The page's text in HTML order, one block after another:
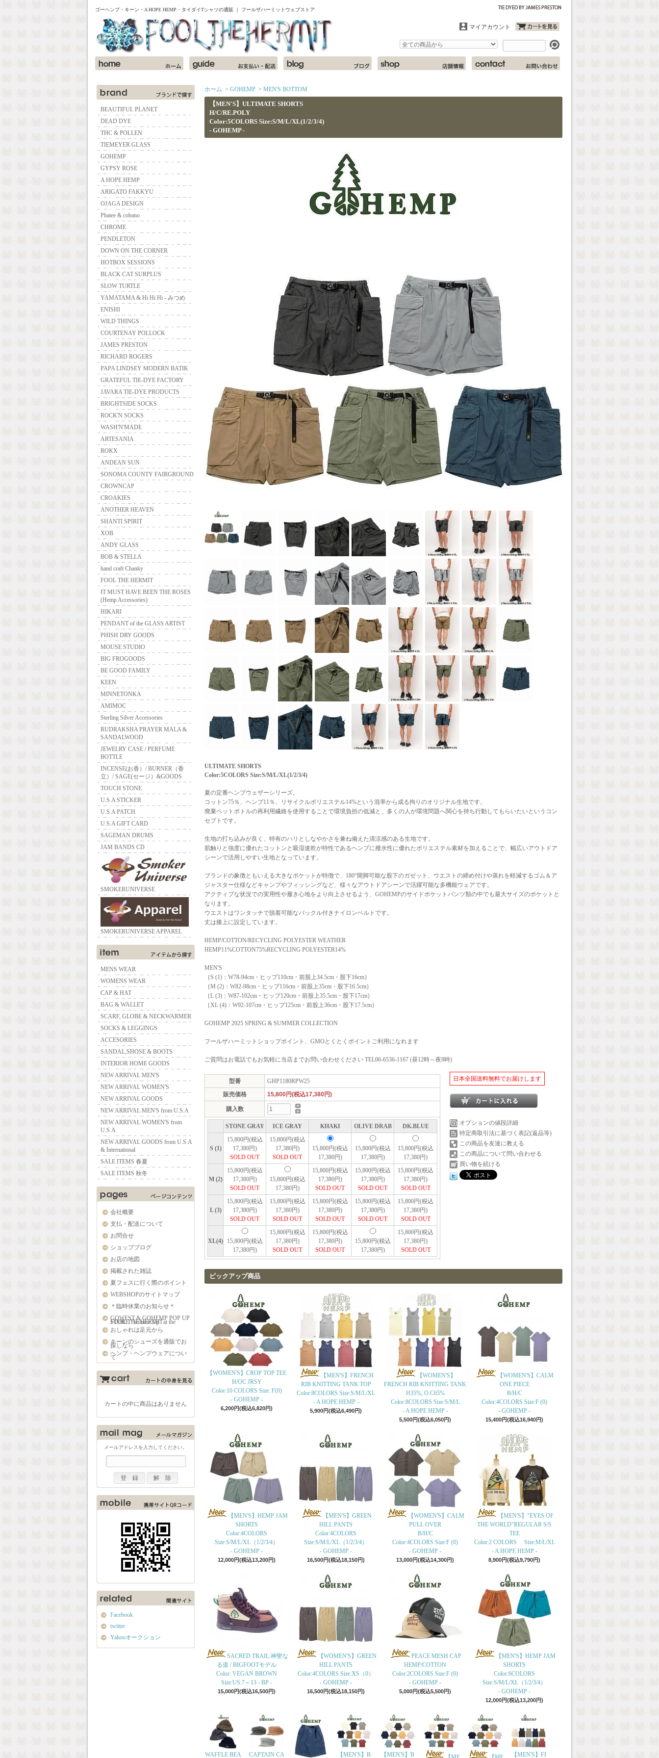
ゴーヘンプ・キーン・A HOPE HEMP・タイダイTシャツの通販 ｜ フールザハーミットウェブストア
マイアカウント
BEAUTIFUL PLANET
DEAD DYE
THC & POLLEN
TIEMEYER GLASS
GOHEMP
GYPSY ROSE
A HOPE HEMP
ARIGATO FAKKYU
OJAGA DESIGN
Phatee & cobano
CHROME
PENDLETON
DOWN ON THE CORNER
HOTBOX SESSIONS
BLACK CAT SURPLUS
SLOW TURTLE
YAMATAMA & Hi Hi Hi - みつめ
ENISHI
WILD THINGS
COURTENAY POLLOCK
JAMES PRESTON
RICHARD ROGERS
PAPA LINDSEY MODERN BATIK
GRATEFUL TIE-DYE FACTORY
JAVARA TIE-DYE PRODUCTS
BRIGHTSIDE SOCKS
ROCK'N SOCKS
WASH'N'MADE
ARTESANIA
ROKX
ANDEAN SUN
SONOMA COUNTY FAIRGROUND
CROWNCAP
CROAKIES
ANOTHER HEAVEN
SHANTI SPIRIT
XOB
ANDY GLASS
BOB & STELLA
hand craft Chanky
FOOL THE HERMIT
IT MUST HAVE BEEN THE ROSES
(Hemp Accessories)
HIKARI
PENDANT of the GLASS ARTIST
PHISH DRY GOODS
MOUSE STUDIO
BIG FROGOODS
BE GOOD FAMILY
KEEN
MINNETONKA
AMIMOC
Sterling Silver Accessories
RUDRAKSHA PRAYER MALA &
SANDALWOOD
JEWELRY CASE / PERFUME
BOTTLE
INCENSE(お香）/ BURNER（香
立）/ SAGE(セージ）&GOODS
TOUCH STONE
U.S.A STICKER
U.S.A PATCH
U.S.A GIFT CARD
SAGEMAN DRUMS
JAM BANDS CD
SMOKERUNIVERSE
SMOKERUNIVERSE APPAREL
MENS WEAR
WOMENS WEAR
CAP & HAT
BAG & WALLET
SCARF, GLOBE & NECKWARMER
SOCKS & LEGGINGS
ACCESORIES
SANDAL,SHOSE & BOOTS
INTERIOR HOME GOODS
NEW ARRIVAL MEN'S
NEW ARRIVAL WOMEN'S
NEW ARRIVAL GOODS
NEW ARRIVAL MEN'S from U.S.A
NEW ARRIVAL WOMEN'S from
U.S.A
NEW ARRIVAL GOODS from U.S.A
& International
SALE ITEMS 春夏
SALE ITEMS 秋冬
会社概要
支払・配送について
お問合せ
ショップブログ
お店の地図
掲載された雑誌
夏フェスに行く際のポイント
WEBSHOPのサイトマップ
＊臨時休業のお知らせ＊
GOWEST & GOHEMP POP UP
STORE "Volume Up" at the FOOL THE HERMIT
おしゃれは足元から
キーンのシューズを通販でお
探しなら
ヘンプ・ヘンプウェアについ
て
カートの中に商品はありません
メールアドレスを入力してください。
Facebook
twitter
Yahooオークション
ホーム > GOHEMP > MEN'S BOTTOM
【MEN'S】ULTIMATE SHORTS
H/C/RE.POLY
Color:5COLORS Size:S/M/L/XL(1/2/3/4)
- GOHEMP -
ULTIMATE SHORTS
Color:5COLORS Size:S/M/L/XL(1/2/3/4)
夏の定番ヘンプウェザーシリーズ。
コットン75％、ヘンプ11％、リサイクルポリエステル14%という混率から成る拘りのオリジナル生地です。
廃棄ペットボトルの再利用繊維を使用することで環境負担の低減と、多くの人が環境問題へ関心を持ち行動してもらいたいというコン
セプトです。
生地の打ち込みが良く、特有のハリとしなやかさを兼ね備えた清涼感のある生地です。
肌触りと強度に優れたコットンと吸湿速乾が特性であるヘンプに撥水性に優れたポリエステル素材を加えることで、幅広いアウトドア
シーンで活用しやすい生地となっています。
ブランドの象徴ともいえる大きなポケットが特徴で、180°開脚可能な股下のガゼット、ウエストの締め付けや蒸れを軽減するゴム＆ア
ジャスター仕様などキャンプやフィッシングなど、様々なアウトドアシーンで活躍可能な多機能ウェアです。
アクティブな状況での実用性や履き心地をより向上させるよう、GOHEMPのサイドポケットパンツ類の中でも最大サイズのポケットと
なります。
ウエストはワンタッチで脱着可能なバックル付きナイロンベルトです。
丈は膝上に設定しています。
HEMP/COTTON/RECYCLING POLYESTER WEATHER
HEMP11%COTTON75%RECYCLING POLYESTER14%
MEN'S
｛S (1)：W78-94cm・ヒップ110cm・前股上34.5cm・股下16cm｝
｛M (2)：W82-98cm・ヒップ116cm・前股上35cm・股下16.5cm｝
｛L (3)：W87-102cm・ヒップ120cm・前股上35.5cm・股下17cm｝
｛XL (4)：W92-107cm・ヒップ125cm・前股上36cm・股下17.5cm｝
GOHEMP 2025 SPRING & SUMMER COLLECTION
フールザハーミットショップポイント、GMOとくとくポイントご利用になれます
ご質問はお電話でもお気軽に当店までお問い合わせください TEL06-6536-1167 (昼12時～夜8時)
型番
GHP1180RPW25
販売価格
15,800円(税込17,380円)
購入数
STONE GRAY ICE GRAY KHAKI OLIVE DRAB DK.BLUE
S (1)
15,800円(税込
17,380円)
SOLD OUT
15,800円(税込
17,380円)
SOLD OUT
15,800円(税込
17,380円)
15,800円(税込
17,380円)
15,800円(税込
17,380円)
M (2)
15,800円(税込
17,380円)
SOLD OUT
15,800円(税込
17,380円)
15,800円(税込
17,380円)
SOLD OUT
15,800円(税込
17,380円)
SOLD OUT
15,800円(税込
17,380円)
SOLD OUT
L (3)
15,800円(税込
17,380円)
SOLD OUT
15,800円(税込
17,380円)
SOLD OUT
15,800円(税込
17,380円)
SOLD OUT
15,800円(税込
17,380円)
SOLD OUT
15,800円(税込
17,380円)
SOLD OUT
XL(4)
15,800円(税込
17,380円)
15,800円(税込
17,380円)
SOLD OUT
15,800円(税込
17,380円)
SOLD OUT
15,800円(税込
17,380円)
15,800円(税込
17,380円)
SOLD OUT
日本全国送料無料でお届けします
オプションの値段詳細
特定商取引法に基づく表記(返品等)
この商品を友達に教える
この商品について問い合わせる
買い物を続ける
ピックアップ商品
【WOMEN'S】CROP TOP TEE
H/OC JRSY
Color:10 COLORS Size: F(0)
- GOHEMP -
6,200円(税込6,820円)
【MEN'S】FRENCH
RIB KNITTING TANK TOP
Color:8COLORS Size:S/M/L/XL
- A HOPE HEMP -
5,900円(税込6,490円)
【WOMEN'S】
FRENCH RIB KNITTING TANK
H35%, O.C65%
Color:8COLORS Size:S/M/L
- A HOPE HEMP -
5,500円(税込6,050円)
【WOMEN'S】CALM
ONE PIECE
B/H/C
Color:4COLORS Size:F (0)
- GOHEMP -
15,400円(税込16,940円)
【MEN'S】HEMP JAM
SHORTS
Color:4COLORS
Size:S/M/L/XL（1/2/3/4）
- GOHEMP -
12,000円(税込13,200円)
【MEN'S】GREEN
HILL PANTS
Color:4COLORS
Size:S/M/L/XL（1/2/3/4）
- GOHEMP -
16,500円(税込18,150円)
【WOMEN'S】CALM
PULL OVER
B/H/C
Color:4COLORS Size:F (0)
- GOHEMP -
13,000円(税込14,300円)
【MEN'S】"EYES OF
THE WORLD"REGULAR S/S
TEE
Color:2 COLORS Size:M/L/XL
- A HOPE HEMP -
8,900円(税込9,790円)
SACRED TRAIL:神聖な
る道 / BIGFOOTモデル
Color: VEGAN BROWN
Size:US:7～13 - BP -
15,000円(税込16,500円)
【WOMEN'S】GREEN
HILL PANTS
Color:4COLORS Size:XS（0）
- GOHEMP -
16,500円(税込18,150円)
PEACE MESH CAP
HEMP/COTTON
Color:2COLORS Size:F (0)
- GOHEMP -
5,000円(税込5,500円)
【MEN'S】HEMP JAM
SHORTS
Color:6COLORS
Size:S/M/L/XL（1/2/3/4）
- GOHEMP -
12,000円(税込13,200円)
WAFFLE BEA CAPTAIN CA 【MEN'S】B 【MEN'S】B 【MEN'S】FI